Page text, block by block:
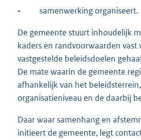
- samenwerking organiseert.
De gemeente stuurt inhoudelijk
kaders en randvoorwaarden vast
vastgestelde beleidsdoelen
De mate waarin de gemeente
afhankelijk van het
organisatieniveau en de daarbij
Daar waar samenhang en
initieert de gemeente, legt